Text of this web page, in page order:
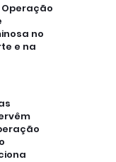
Operação
no
e na